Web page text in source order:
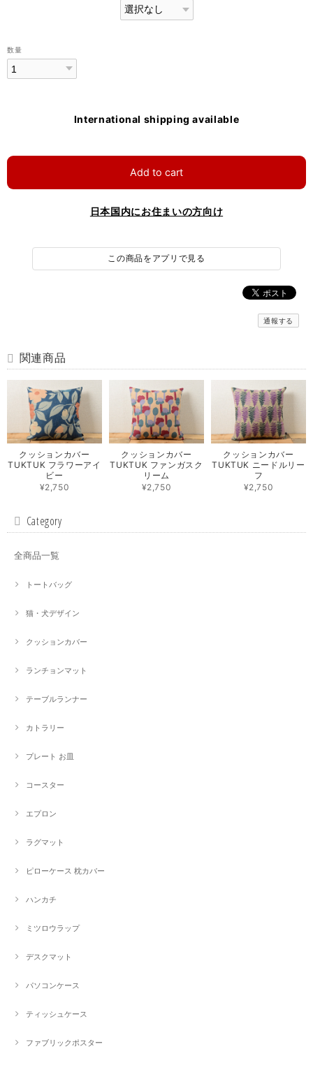
数量
International shipping available
Add to cart
日本国内にお住まいの方向け
この商品をアプリで見る
通報する
関連商品
クッションカバー
TUKTUK フラワーアイ
ビー
¥2,750
クッションカバー
TUKTUK ファンガスク
リーム
¥2,750
クッションカバー
TUKTUK ニードルリー
フ
¥2,750
Category
全商品一覧
トートバッグ
猫・犬デザイン
クッションカバー
ランチョンマット
テーブルランナー
カトラリー
プレート お皿
コースター
エプロン
ラグマット
ピローケース 枕カバー
ハンカチ
ミツロウラップ
デスクマット
パソコンケース
ティッシュケース
ファブリックポスター